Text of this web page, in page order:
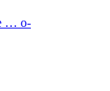
… o-